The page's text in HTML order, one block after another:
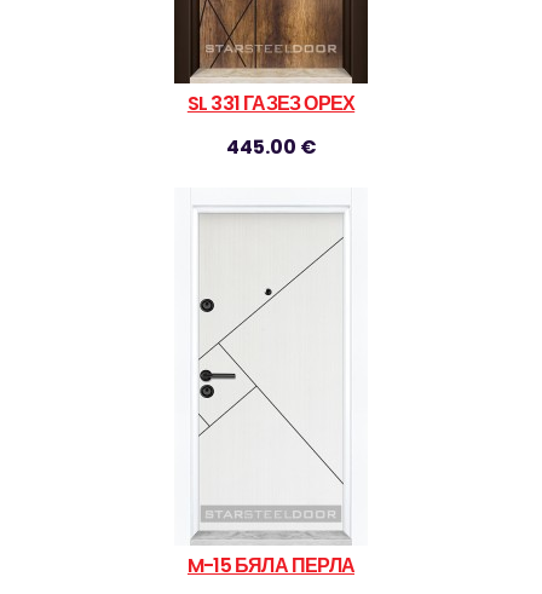
SL 331 ГАЗЕЗ ОРЕХ
445.00 €
M-15 БЯЛА ПЕРЛА